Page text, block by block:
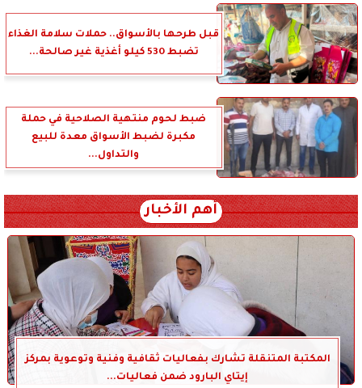
قبل طرحها بالأسواق.. حملات سلامة الغذاء
تضبط 530 كيلو أغذية غير صالحة...
ضبط لحوم منتهية الصلاحية في حملة
مكبرة لضبط الأسواق معدة للبيع
والتداول...
أهم الأخبار
المكتبة المتنقلة تشارك بفعاليات ثقافية وفنية وتوعوية بمركز
إيتاي البارود ضمن فعاليات...